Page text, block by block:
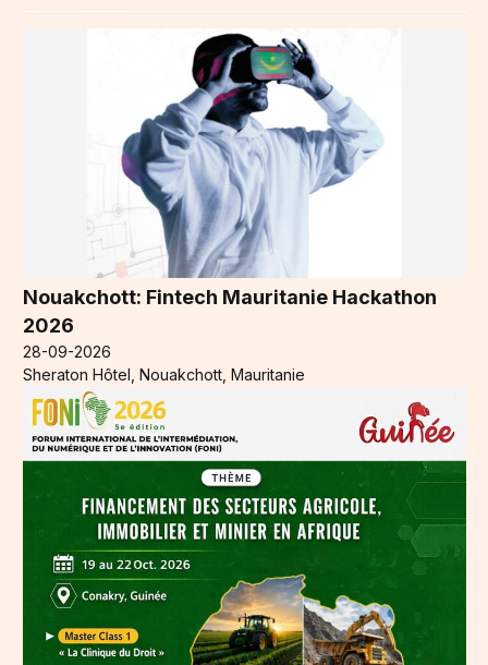
Nouakchott: Fintech Mauritanie Hackathon
2026
28-09-2026
Sheraton Hôtel, Nouakchott, Mauritanie